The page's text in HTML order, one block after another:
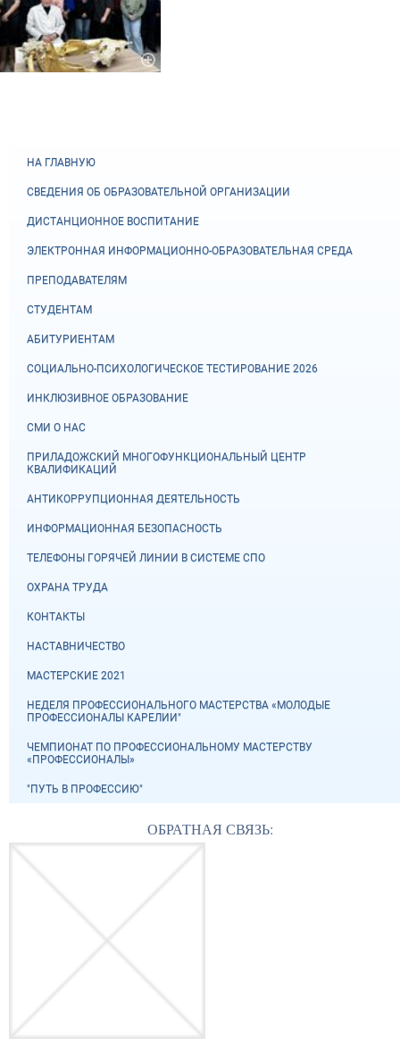
НА ГЛАВНУЮ
СВЕДЕНИЯ ОБ ОБРАЗОВАТЕЛЬНОЙ ОРГАНИЗАЦИИ
ДИСТАНЦИОННОЕ ВОСПИТАНИЕ
ЭЛЕКТРОННАЯ ИНФОРМАЦИОННО-ОБРАЗОВАТЕЛЬНАЯ СРЕДА
ПРЕПОДАВАТЕЛЯМ
СТУДЕНТАМ
АБИТУРИЕНТАМ
СОЦИАЛЬНО-ПСИХОЛОГИЧЕСКОЕ ТЕСТИРОВАНИЕ 2026
ИНКЛЮЗИВНОЕ ОБРАЗОВАНИЕ
СМИ О НАС
ПРИЛАДОЖСКИЙ МНОГОФУНКЦИОНАЛЬНЫЙ ЦЕНТР
КВАЛИФИКАЦИЙ
АНТИКОРРУПЦИОННАЯ ДЕЯТЕЛЬНОСТЬ
ИНФОРМАЦИОННАЯ БЕЗОПАСНОСТЬ
ТЕЛЕФОНЫ ГОРЯЧЕЙ ЛИНИИ В СИСТЕМЕ СПО
ОХРАНА ТРУДА
КОНТАКТЫ
НАСТАВНИЧЕСТВО
МАСТЕРСКИЕ 2021
НЕДЕЛЯ ПРОФЕССИОНАЛЬНОГО МАСТЕРСТВА «МОЛОДЫЕ
ПРОФЕССИОНАЛЫ КАРЕЛИИ"
ЧЕМПИОНАТ ПО ПРОФЕССИОНАЛЬНОМУ МАСТЕРСТВУ
«ПРОФЕССИОНАЛЫ»
"ПУТЬ В ПРОФЕССИЮ"
ОБРАТНАЯ СВЯЗЬ: